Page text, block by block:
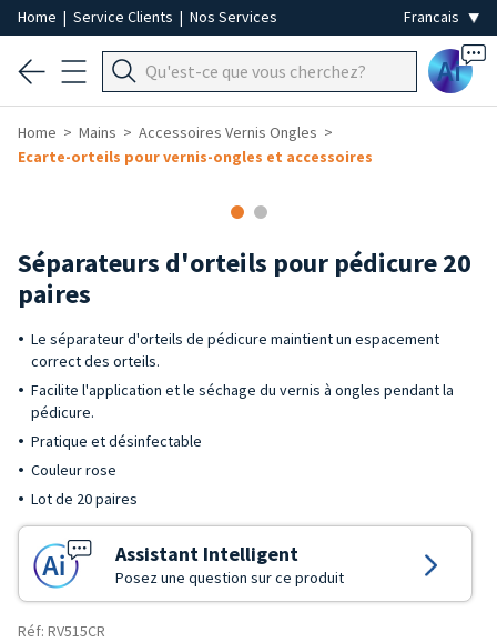
Home | Service Clients | Nos Services
Ai
Home Mains
Accessoires Vernis Ongles
Ecarte-orteils pour vernis-ongles et accessoires
Séparateurs d'orteils pour pédicure 20
paires
Le séparateur d'orteils de pédicure maintient un espacement
correct des orteils.
Facilite l'application et le séchage du vernis à ongles pendant la
pédicure.
Pratique et désinfectable
Couleur rose
Lot de 20 paires
Assistant Intelligent
Posez une question sur ce produit
Réf: RV515CR